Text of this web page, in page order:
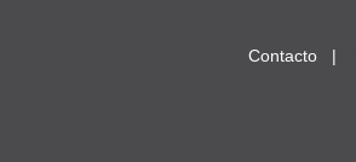
Contacto